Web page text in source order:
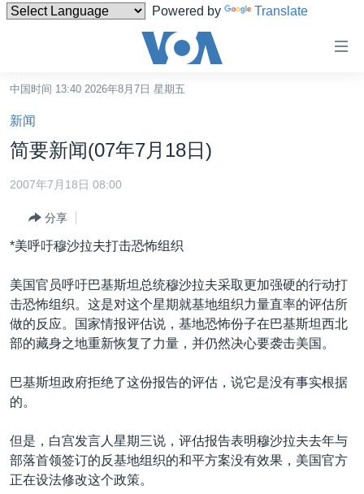
Powered by Translate
碍
链
接
转
容
转
航
转
港澳
国际
最新国际新闻
印太
中东
全球议题
分类新闻
经济·金融·贸易
人权·法律·宗教
环境
美中关系
热点专题
美国建国250周年
埃博拉疫情
VOA今日焦点
关注我们
中国时间 13:40 2026年8月7日 星期五
新闻
简要新闻(07年7月18日)
2007年7月18日 08:00
分享
*美呼吁穆沙拉夫打击恐怖组织
美国官员呼吁巴基斯坦总统穆沙拉夫采取更加强硬的行动打
击恐怖组织。这是对这个星期就基地组织力量直率的评估所
做的反应。国家情报评估说，基地恐怖份子在巴基斯坦西北
部的藏身之地重新恢复了力量，并仍然决心要袭击美国。
巴基斯坦政府拒绝了这份报告的评估，说它是没有事实根据
的。
但是，白宫发言人星期三说，评估报告表明穆沙拉夫去年与
部落首领签订的反基地组织的和平方案没有效果，美国官方
正在设法修改这个政策。